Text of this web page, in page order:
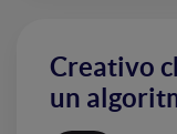
Creativo
un